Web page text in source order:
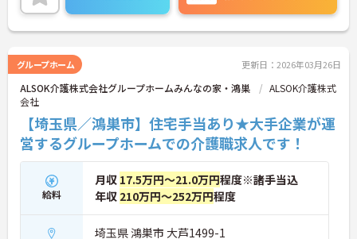
グループホーム 更新日：2026年03月26日
ALSOK介護株式会社グループホームみんなの家・鴻巣
ALSOK介護株式
会社
【埼玉県／鴻巣市】住宅手当あり★大手企業が運
営するグループホームでの介護職求人です！
給料
月収 17.5万円～21.0万円程度※諸手当込
年収 210万円～252万円程度
埼玉県 鴻巣市 大芦1499-1